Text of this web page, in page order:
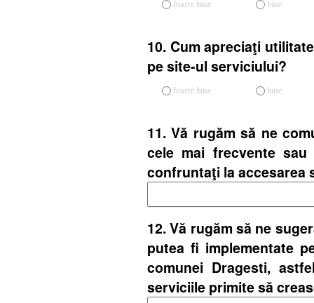
foarte bine bine
10. Cum apreciaţi
pe site-ul serviciului?
foarte bine bine
11. Vă rugăm să ne
cele mai frecvente
confruntaţi la accesarea
12. Vă rugăm să ne
putea fi implementate
comunei Dragesti,
serviciile primite să